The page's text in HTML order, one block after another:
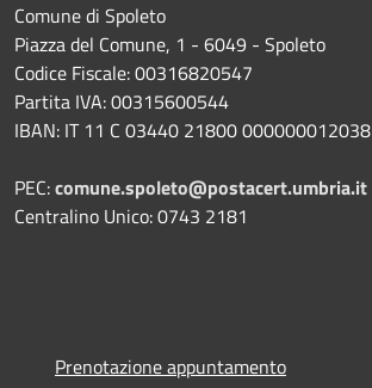
Comune di Spoleto
Piazza del Comune, 1 - 6049 - Spoleto
Codice Fiscale: 00316820547
Partita IVA: 00315600544
IBAN: IT 11 C 03440 21800 000000012038
PEC:comune.spoleto@postacert.umbria.it
Centralino Unico: 0743 2181
Prenotazione appuntamento